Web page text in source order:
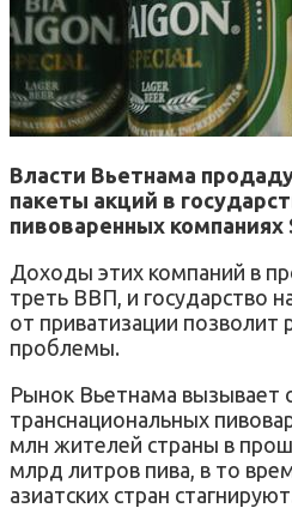
Власти Вьетнама
пакеты акций в
пивоваренных компаниях
Доходы этих компаний в
треть ВВП, и государство
от приватизации позволит
проблемы.
Рынок Вьетнама вызывает
транснациональных
млн жителей страны в
млрд литров пива, в то
азиатских стран